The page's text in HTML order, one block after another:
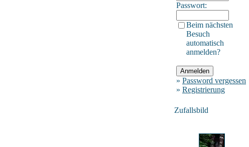
Passwort:
Beim nächsten
Besuch
automatisch
anmelden?
» Password vergessen
» Registrierung
Zufallsbild